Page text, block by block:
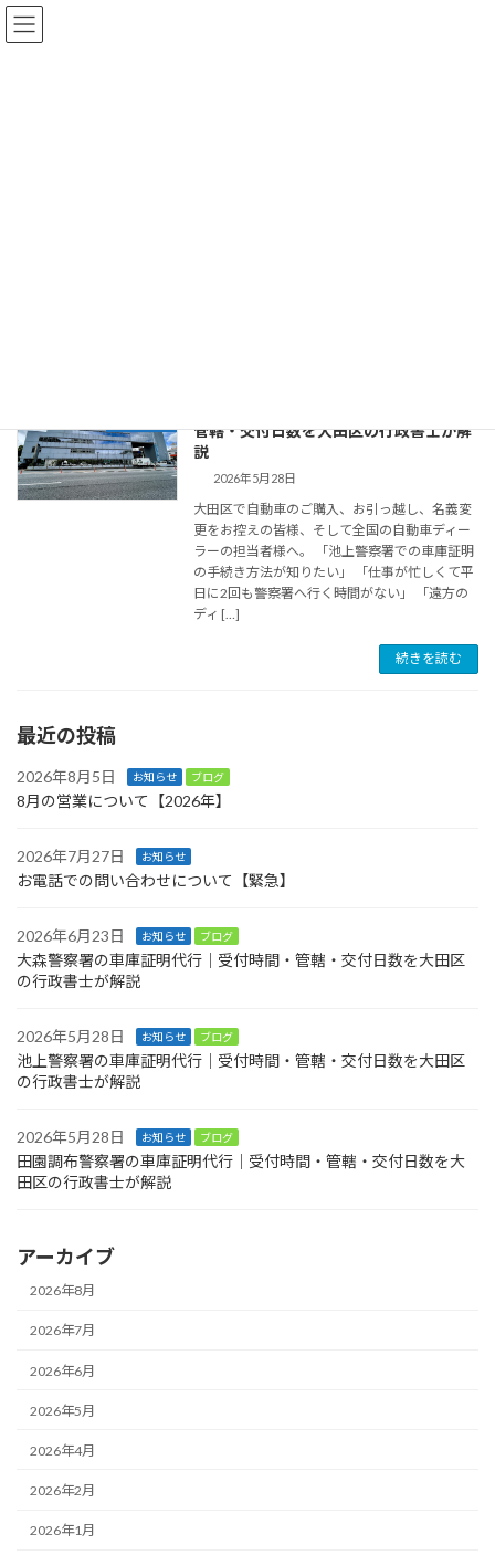
コ
ン
ナ
ビ
管轄・交付日数を大田区の行政書士が解
説
2026年5月28日
大田区で自動車のご購入、お引っ越し、名義変
更をお控えの皆様、そして全国の自動車ディー
ラーの担当者様へ。 「池上警察署での車庫証明
の手続き方法が知りたい」 「仕事が忙しくて平
日に2回も警察署へ行く時間がない」 「遠方の
ディ […]
続きを読む
最近の投稿
2026年8月5日 お知らせ ブログ
8月の営業について【2026年】
2026年7月27日 お知らせ
お電話での問い合わせについて【緊急】
2026年6月23日 お知らせ ブログ
大森警察署の車庫証明代行｜受付時間・管轄・交付日数を大田区
の行政書士が解説
2026年5月28日 お知らせ ブログ
池上警察署の車庫証明代行｜受付時間・管轄・交付日数を大田区
の行政書士が解説
2026年5月28日 お知らせ ブログ
田園調布警察署の車庫証明代行｜受付時間・管轄・交付日数を大
田区の行政書士が解説
アーカイブ
2026年8月
2026年7月
2026年6月
2026年5月
2026年4月
2026年2月
2026年1月